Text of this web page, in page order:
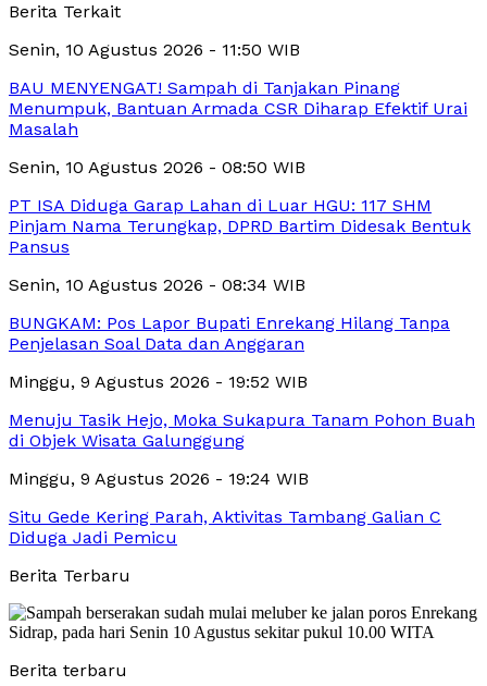
Berita Terkait
Senin, 10 Agustus 2026 - 11:50 WIB
BAU MENYENGAT! Sampah di Tanjakan Pinang
Menumpuk, Bantuan Armada CSR Diharap Efektif Urai
Masalah
Senin, 10 Agustus 2026 - 08:50 WIB
PT ISA Diduga Garap Lahan di Luar HGU: 117 SHM
Pinjam Nama Terungkap, DPRD Bartim Didesak Bentuk
Pansus
Senin, 10 Agustus 2026 - 08:34 WIB
BUNGKAM: Pos Lapor Bupati Enrekang Hilang Tanpa
Penjelasan Soal Data dan Anggaran
Minggu, 9 Agustus 2026 - 19:52 WIB
Menuju Tasik Hejo, Moka Sukapura Tanam Pohon Buah
di Objek Wisata Galunggung
Minggu, 9 Agustus 2026 - 19:24 WIB
Situ Gede Kering Parah, Aktivitas Tambang Galian C
Diduga Jadi Pemicu
Berita Terbaru
Berita terbaru